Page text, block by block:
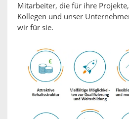
Mitarbeiter, die für ihre
Kollegen und unser
wir für sie.